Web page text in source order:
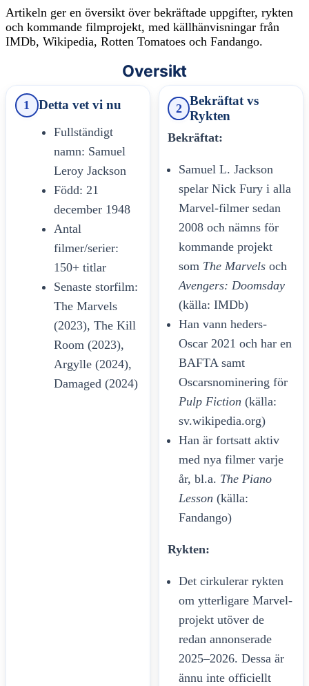
Artikeln ger en översikt över bekräftade uppgifter, rykten
och kommande filmprojekt, med källhänvisningar från
IMDb, Wikipedia, Rotten Tomatoes och Fandango.
Oversikt
1 Detta vet vi nu
Fullständigt
namn: Samuel
Leroy Jackson
Född: 21
december 1948
Antal
filmer/serier:
150+ titlar
Senaste storfilm:
The Marvels
(2023), The Kill
Room (2023),
Argylle (2024),
Damaged (2024)
2
Bekräftat vs
Rykten
Bekräftat:
Samuel L. Jackson
spelar Nick Fury i alla
Marvel-filmer sedan
2008 och nämns för
kommande projekt
som The Marvels och
Avengers: Doomsday
(källa: IMDb)
Han vann heders-
Oscar 2021 och har en
BAFTA samt
Oscarsnominering för
Pulp Fiction (källa:
sv.wikipedia.org)
Han är fortsatt aktiv
med nya filmer varje
år, bl.a. The Piano
Lesson (källa:
Fandango)
Rykten:
Det cirkulerar rykten
om ytterligare Marvel-
projekt utöver de
redan annonserade
2025–2026. Dessa är
ännu inte officiellt